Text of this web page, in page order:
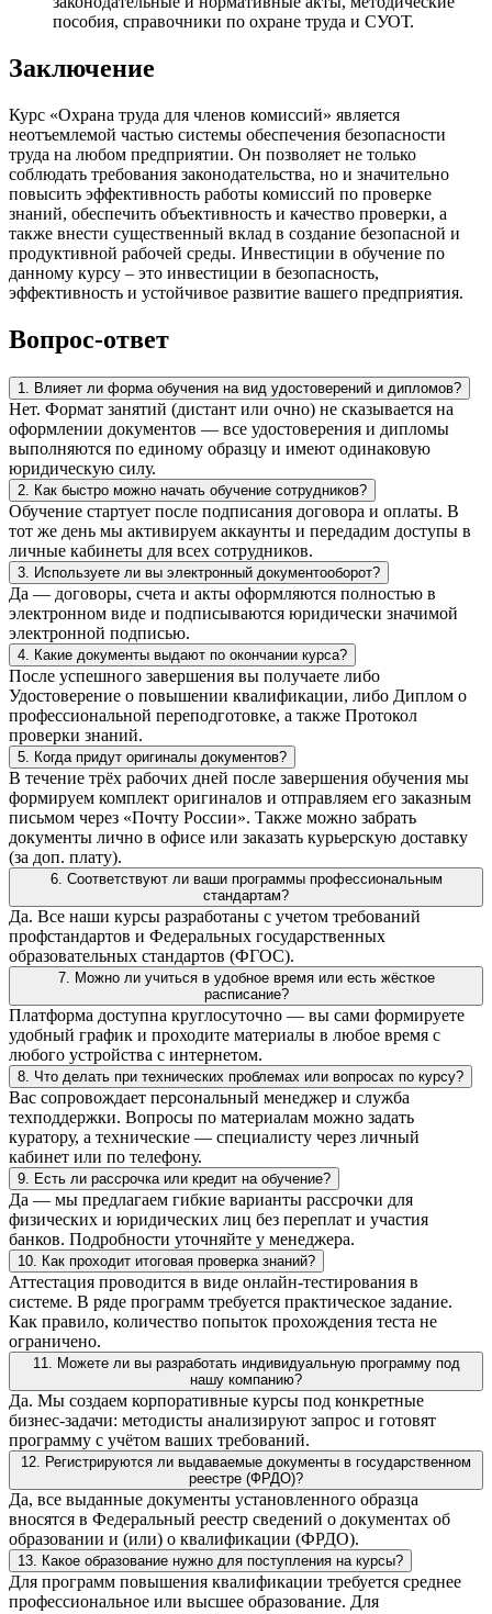
пособия, справочники по охране труда и СУОТ.
Заключение
Курс «Охрана труда для членов комиссий» является
неотъемлемой частью системы обеспечения безопасности
труда на любом предприятии. Он позволяет не только
соблюдать требования законодательства, но и значительно
повысить эффективность работы комиссий по проверке
знаний, обеспечить объективность и качество проверки, а
также внести существенный вклад в создание безопасной и
продуктивной рабочей среды. Инвестиции в обучение по
данному курсу – это инвестиции в безопасность,
эффективность и устойчивое развитие вашего предприятия.
Вопрос-ответ
1. Влияет ли форма обучения на вид удостоверений и дипломов?
Нет. Формат занятий (дистант или очно) не сказывается на
оформлении документов — все удостоверения и дипломы
выполняются по единому образцу и имеют одинаковую
юридическую силу.
2. Как быстро можно начать обучение сотрудников?
Обучение стартует после подписания договора и оплаты. В
тот же день мы активируем аккаунты и передадим доступы в
личные кабинеты для всех сотрудников.
3. Используете ли вы электронный документооборот?
Да — договоры, счета и акты оформляются полностью в
электронном виде и подписываются юридически значимой
электронной подписью.
4. Какие документы выдают по окончании курса?
После успешного завершения вы получаете либо
Удостоверение о повышении квалификации, либо Диплом о
профессиональной переподготовке, а также Протокол
проверки знаний.
5. Когда придут оригиналы документов?
В течение трёх рабочих дней после завершения обучения мы
формируем комплект оригиналов и отправляем его заказным
письмом через «Почту России». Также можно забрать
документы лично в офисе или заказать курьерскую доставку
(за доп. плату).
6. Соответствуют ли ваши программы профессиональным
стандартам?
Да. Все наши курсы разработаны с учетом требований
профстандартов и Федеральных государственных
образовательных стандартов (ФГОС).
7. Можно ли учиться в удобное время или есть жёсткое
расписание?
Платформа доступна круглосуточно — вы сами формируете
удобный график и проходите материалы в любое время с
любого устройства с интернетом.
8. Что делать при технических проблемах или вопросах по курсу?
Вас сопровождает персональный менеджер и служба
техподдержки. Вопросы по материалам можно задать
куратору, а технические — специалисту через личный
кабинет или по телефону.
9. Есть ли рассрочка или кредит на обучение?
Да — мы предлагаем гибкие варианты рассрочки для
физических и юридических лиц без переплат и участия
банков. Подробности уточняйте у менеджера.
10. Как проходит итоговая проверка знаний?
Аттестация проводится в виде онлайн-тестирования в
системе. В ряде программ требуется практическое задание.
Как правило, количество попыток прохождения теста не
ограничено.
11. Можете ли вы разработать индивидуальную программу под
нашу компанию?
Да. Мы создаем корпоративные курсы под конкретные
бизнес-задачи: методисты анализируют запрос и готовят
программу с учётом ваших требований.
12. Регистрируются ли выдаваемые документы в государственном
реестре (ФРДО)?
Да, все выданные документы установленного образца
вносятся в Федеральный реестр сведений о документах об
образовании и (или) о квалификации (ФРДО).
13. Какое образование нужно для поступления на курсы?
Для программ повышения квалификации требуется среднее
профессиональное или высшее образование. Для